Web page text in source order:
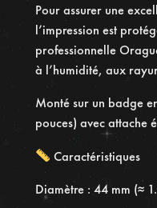
c
h
e
s
R
e
l
t
Pour assurer une
l’impression est
professionnelle
à l’humidité, aux
Monté sur un badge
pouces) avec attache
Caractéristiques
Diamètre : 44 mm (≈